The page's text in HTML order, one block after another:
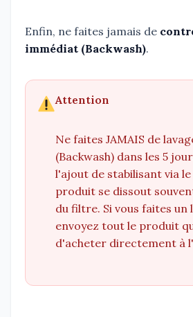
Enfin, ne faites jamais de
immédiat (Backwash).
Attention
Ne faites JAMAIS de
(Backwash) dans les 5
l'ajout de stabilisant via
produit se dissout
du filtre. Si vous faites un
envoyez tout le produit
d'acheter directement à